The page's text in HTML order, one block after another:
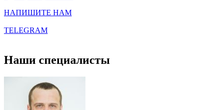
НАПИШИТЕ НАМ
TELEGRAM
Наши специалисты